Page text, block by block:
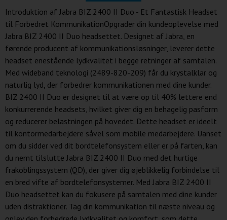
Introduktion af Jabra BIZ 2400 II Duo - Et Fantastisk Headset
til Forbedret KommunikationOpgrader din kundeoplevelse med
Jabra BIZ 2400 II Duo headsettet. Designet af Jabra, en
førende producent af kommunikationsløsninger, leverer dette
headset enestående lydkvalitet i begge retninger af samtalen.
Med wideband teknologi (2489-820-209) får du krystalklar og
naturlig lyd, der forbedrer kommunikationen med dine kunder.
BIZ 2400 II Duo er designet til at være op til 40% lettere end
konkurrerende headsets, hvilket giver dig en behagelig pasform
og reducerer belastningen på hovedet. Dette headset er ideelt
til kontormedarbejdere såvel som mobile medarbejdere. Uanset
om du sidder ved dit bordtelefonsystem eller er på farten, kan
du nemt tilslutte Jabra BIZ 2400 II Duo med det hurtige
frakoblingssystem (QD), der giver dig øjeblikkelig forbindelse til
en bred vifte af bordtelefonsystemer. Med Jabra BIZ 2400 II
Duo headsettet kan du fokusere på samtalen med dine kunder
uden distraktioner. Tag din kommunikation til næste niveau og